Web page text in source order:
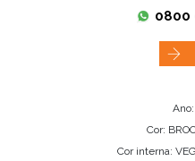
0800
Cor:
Cor interna: